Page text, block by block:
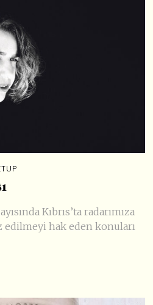
Kıbrıs’ta radarımıza
edilmeyi hak eden konuları